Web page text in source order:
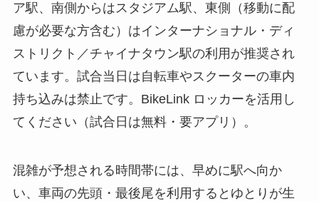
ア駅、南側からはスタジアム駅、東側（移動に配
慮が必要な方含む）はインターナショナル・ディ
ストリクト／チャイナタウン駅の利用が推奨され
ています。試合当日は自転車やスクーターの車内
持ち込みは禁止です。BikeLink ロッカーを活用し
てください（試合日は無料・要アプリ）。
混雑が予想される時間帯には、早めに駅へ向か
い、車両の先頭・最後尾を利用するとゆとりが生